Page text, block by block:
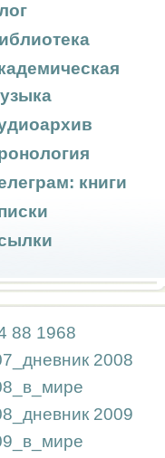
книги
88 1968
2008
2009